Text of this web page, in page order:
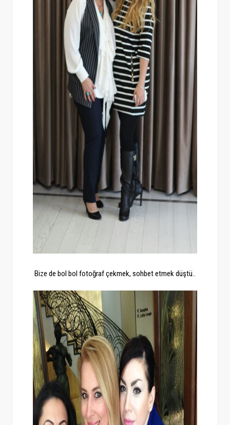
Bize de bol bol fotoğraf çekmek, sohbet etmek düştü..